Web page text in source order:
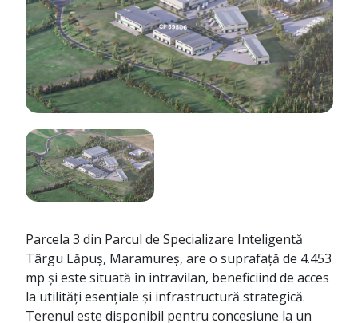
Parcela 3 din Parcul de Specializare Inteligentă
Târgu Lăpuș, Maramureș, are o suprafață de 4.453
mp și este situată în intravilan, beneficiind de acces
la utilități esențiale și infrastructură strategică.
Terenul este disponibil pentru concesiune la un